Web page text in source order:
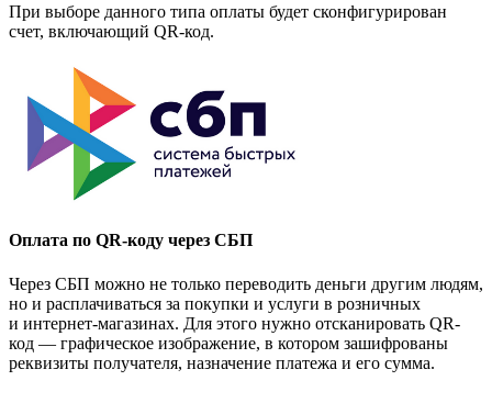
При выборе данного типа оплаты будет сконфигурирован
счет, включающий QR-код.
Оплата по QR-коду через СБП
Через СБП можно не только переводить деньги другим людям,
но и расплачиваться за покупки и услуги в розничных
и интернет-магазинах. Для этого нужно отсканировать QR-
код — графическое изображение, в котором зашифрованы
реквизиты получателя, назначение платежа и его сумма.